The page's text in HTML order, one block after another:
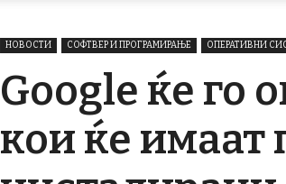
НОВОСТИ СОФТВЕР И ПРОГРАМИРАЊЕ ОПЕРАТИВНИ
Google ќе го
кои ќе имаат